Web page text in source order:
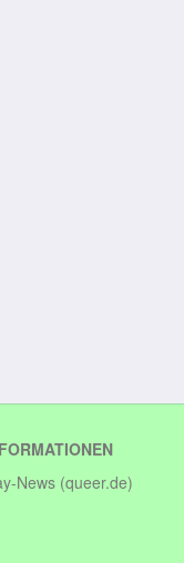
News (queer.de)